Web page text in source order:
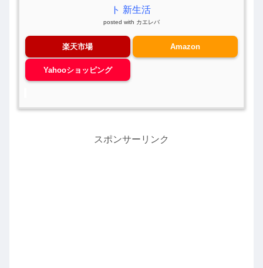
ト 新生活
posted with カエレバ
楽天市場 Amazon
Yahooショッピング
スポンサーリンク